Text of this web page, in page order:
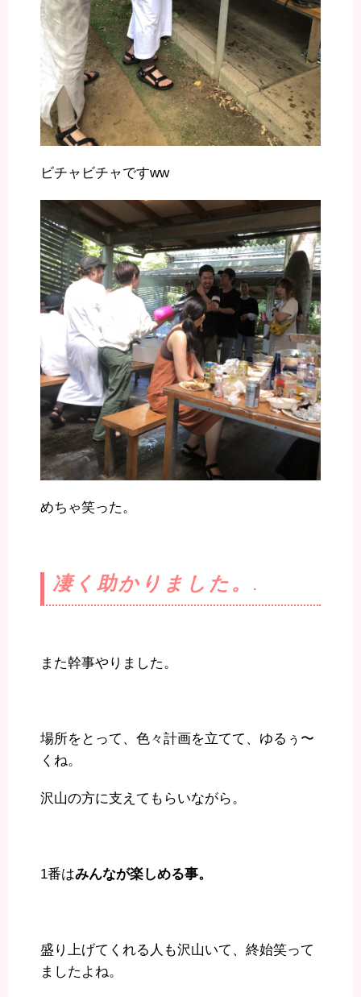
ビチャビチャですww
めちゃ笑った。
凄く助かりました。 .
また幹事やりました。
場所をとって、色々計画を立てて、ゆるぅ〜
くね。
沢山の方に支えてもらいながら。
1番はみんなが楽しめる事。
盛り上げてくれる人も沢山いて、終始笑って
ましたよね。